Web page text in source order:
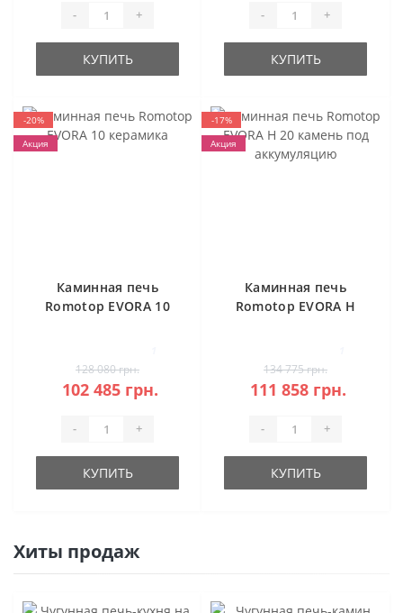
- +
КУПИТЬ
- +
КУПИТЬ
-20%
Акция
Каминная печь
Romotop EVORA 10
128 080 грн.
102 485 грн.
- +
КУПИТЬ
-17%
Акция
Каминная печь
Romotop EVORA H
134 775 грн.
111 858 грн.
- +
КУПИТЬ
Хиты продаж